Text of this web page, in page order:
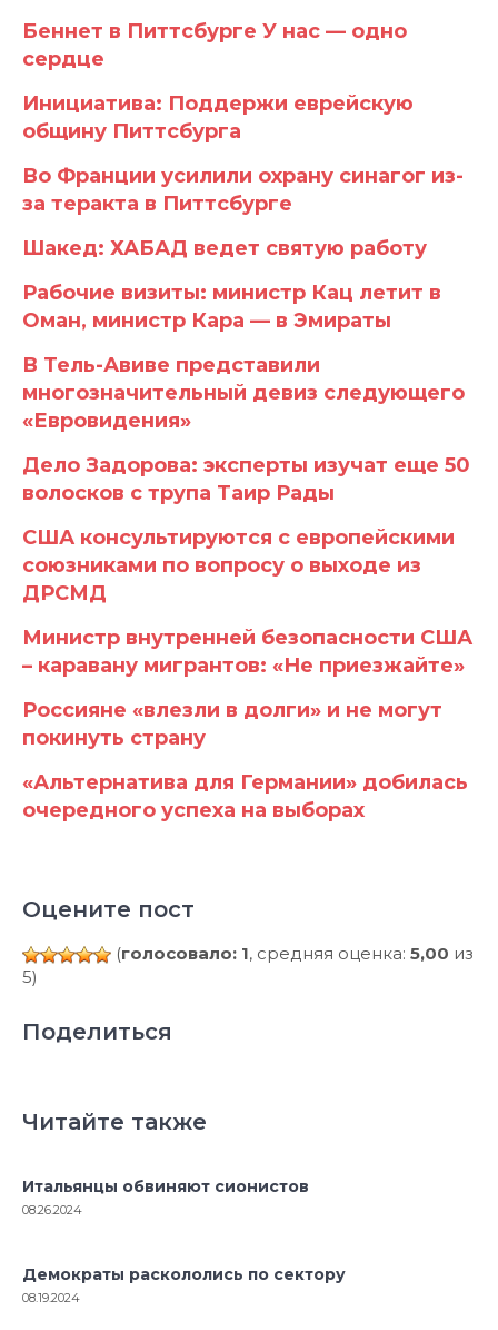
Беннет в Питтсбурге У нас — одно
сердце
Инициатива: Поддержи еврейскую
общину Питтсбурга
Во Франции усилили охрану синагог из-
за теракта в Питтсбурге
Шакед: ХАБАД ведет святую работу
Рабочие визиты: министр Кац летит в
Оман, министр Кара — в Эмираты
В Тель-Авиве представили
многозначительный девиз следующего
«Евровидения»
Дело Задорова: эксперты изучат еще 50
волосков с трупа Таир Рады
США консультируются с европейскими
союзниками по вопросу о выходе из
ДРСМД
Министр внутренней безопасности США
– каравану мигрантов: «Не приезжайте»
Россияне «влезли в долги» и не могут
покинуть страну
«Альтернатива для Германии» добилась
очередного успеха на выборах
Оцените пост
(голосовало: 1, средняя оценка: 5,00 из
5)
Поделиться
Читайте также
Итальянцы обвиняют сионистов
08.26.2024
Демократы раскололись по сектору
08.19.2024